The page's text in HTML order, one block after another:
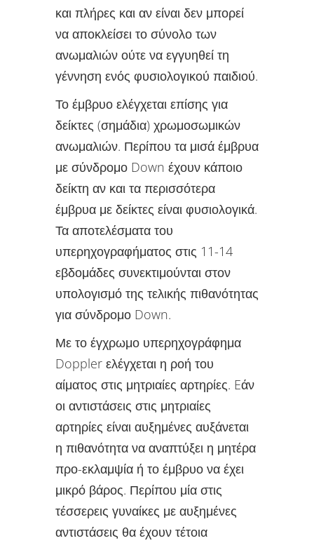
και πλήρες και αν είναι δεν μπορεί
να αποκλείσει το σύνολο των
ανωμαλιών ούτε να εγγυηθεί τη
γέννηση ενός φυσιολογικού παιδιού.
Το έμβρυο ελέγχεται επίσης για
δείκτες (σημάδια) χρωμοσωμικών
ανωμαλιών. Περίπου τα μισά έμβρυα
με σύνδρομο Down έχουν κάποιο
δείκτη αν και τα περισσότερα
έμβρυα με δείκτες είναι φυσιολογικά.
Τα αποτελέσματα του
υπερηχογραφήματος στις 11-14
εβδομάδες συνεκτιμούνται στον
υπολογισμό της τελικής πιθανότητας
για σύνδρομο Down.
Με το έγχρωμο υπερηχογράφημα
Doppler ελέγχεται η ροή του
αίματος στις μητριαίες αρτηρίες. Eάν
οι αντιστάσεις στις μητριαίες
αρτηρίες είναι αυξημένες αυξάνεται
η πιθανότητα να αναπτύξει η μητέρα
προ-εκλαμψία ή το έμβρυο να έχει
μικρό βάρος. Περίπου μία στις
τέσσερεις γυναίκες με αυξημένες
αντιστάσεις θα έχουν τέτοια